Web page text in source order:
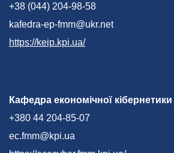
+38 (044) 204-98-58
kafedra-ep-fmm@ukr.net
https://keip.kpi.ua/
Кафедра економічної кібернетики
+380 44 204-85-07
ec.fmm@kpi.ua